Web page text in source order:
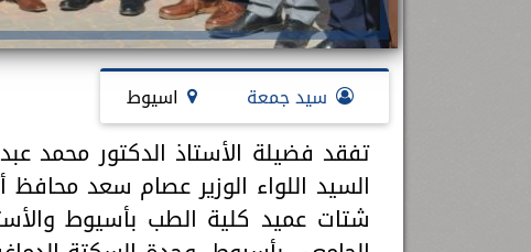
سيد جمعة اسيوط
تفقد فضيلة الأستاذ الدكتور محمد
السيد اللواء الوزير عصام سعد
شتات عميد كلية الطب بأسيوط